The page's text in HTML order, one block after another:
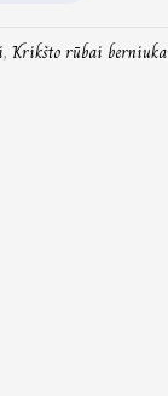
, Krikšto rūbai